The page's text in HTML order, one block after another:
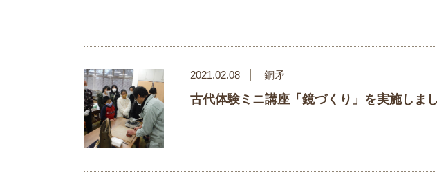
2021.02.08 銅矛
古代体験ミニ講座「鏡づくり」を実施しま